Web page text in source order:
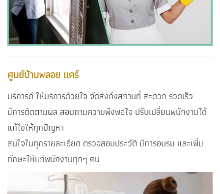
ศูนย์บ้านพลอย แคร์
บริการดี ให้บริการด้วยใจ จัดส่งถึงสถานที่ สะดวก รวดเร็ว
มีการติดตามผล สอบถามความพึงพอใจ ปรับเปลี่ยนพนักงานได้
แก้ไขให้ทุกปัญหา
สนใจในทุกรายละเอียด ตรวจสอบประวัติ มีการอบรม และเพิ่ม
ทักษะให้แก่พนักงานทุกๆ คน